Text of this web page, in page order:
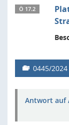
Ö 17.2
0445/2024
Antwort auf